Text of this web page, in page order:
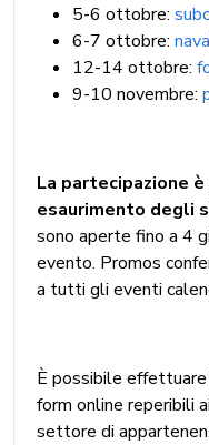
5-6 ottobre:
6-7 ottobre:
12-14 ottobre:
9-10 novembre:
La partecipazione
esaurimento degli
sono aperte fino a 4
evento. Promos
a tutti gli eventi
È possibile
form online reperibili
settore di